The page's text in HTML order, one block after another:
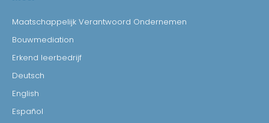
Maatschappelijk Verantwoord Ondernemen
Bouwmediation
Erkend leerbedrijf
Deutsch
English
Español